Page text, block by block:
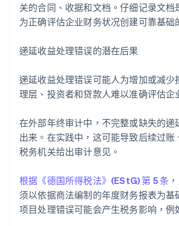
关的合同、收据和文档。仔细记录文档
为正确评估企业财务状况创建可靠基础
递延收益处理错误的潜在后果
递延收益处理错误可能人为增加或减少
理层、投资者和贷款人难以准确评估企
在外部年终审计中，不完整或缺失的递
出来。在实践中，这可能导致后续过账
税务机关给出审计意见。
根据《德国所得税法》(EStG) 第 5 条
须以依据商法编制的年度财务报表为基
项目处理错误可能会产生税务影响，例